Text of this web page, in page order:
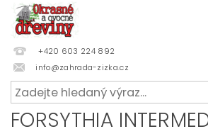
+420 603 224 892
info@zahrada-zizka.cz
FORSYTHIA